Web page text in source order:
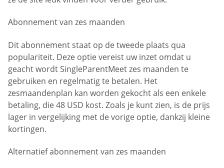
Abonnement van zes maanden
Dit abonnement staat op de tweede plaats qua
populariteit. Deze optie vereist uw inzet omdat u
geacht wordt SingleParentMeet zes maanden te
gebruiken en regelmatig te betalen. Het
zesmaandenplan kan worden gekocht als een enkele
betaling, die 48 USD kost. Zoals je kunt zien, is de prijs
lager in vergelijking met de vorige optie, dankzij kleine
kortingen.
Alternatief abonnement van zes maanden